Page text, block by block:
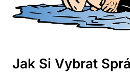
Jak Si Vybrat